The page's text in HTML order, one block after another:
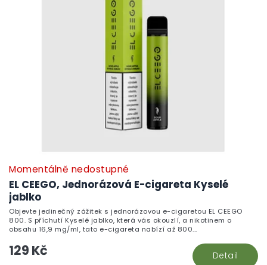
EL CEEGO, Jednorázová E-cigareta Kyselé
jablko
Momentálně nedostupné
129 Kč Detail
Objevte jedinečný zážitek s jednorázovou e-cigaretou EL CEEGO
800. S příchutí Kyselé jablko, která vás okouzlí, a nikotinem o
obsahu 16,9 mg/ml, tato e-cigareta nabízí až 800...